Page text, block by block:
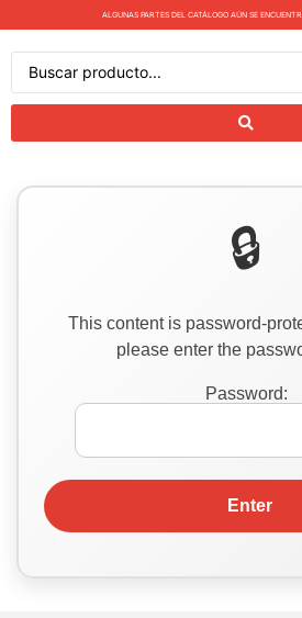
ALGUNAS PARTES DEL CATÁLOGO AÚN SE
This content is password-
please enter the
Password: